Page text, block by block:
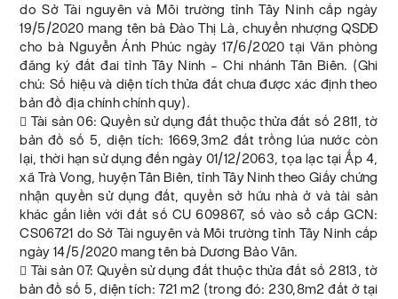
do Sở Tài nguyên và Môi trường tỉnh Tây Ninh cấp ngày
19/5/2020 mang tên bà Đào Thị Là, chuyển nhượng QSDĐ
cho bà Nguyễn Ánh Phúc ngày 17/6/2020 tại Văn phòng
đăng ký đất đai tỉnh Tây Ninh – Chi nhánh Tân Biên. (Ghi
chú: Số hiệu và diện tích thửa đất chưa được xác định theo
bản đồ địa chính chính quy).
 Tài sản 06: Quyền sử dụng đất thuộc thửa đất số 2811, tờ
bản đồ số 5, diện tích: 1669,3m2 đất trồng lúa nước còn
lại, thời hạn sử dụng đến ngày 01/12/2063, tọa lạc tại Ấp 4,
xã Trà Vong, huyện Tân Biên, tỉnh Tây Ninh theo Giấy chứng
nhận quyền sử dụng đất, quyền sở hữu nhà ở và tài sản
khác gắn liền với đất số CU 609867, số vào sổ cấp GCN:
CS06721 do Sở Tài nguyên và Môi trường tỉnh Tây Ninh cấp
ngày 14/5/2020 mang tên bà Dương Bảo Vân.
 Tài sản 07: Quyền sử dụng đất thuộc thửa đất số 2813, tờ
bản đồ số 5, diện tích: 721 m2 (trong đó: 230,8m2 đất ở tại